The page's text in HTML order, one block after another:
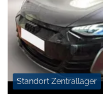
Standort Zentrallager